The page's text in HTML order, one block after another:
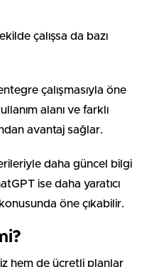
çalışsa da bazı
çalışmasıyla öne
alanı ve farklı
avantaj sağlar.
daha güncel bilgi
ise daha yaratıcı
öne çıkabilir.
hem de ücretli planlar